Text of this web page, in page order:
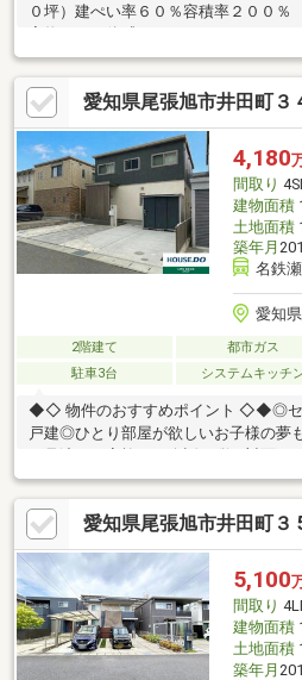
０坪）建ぺい率６０％容積率２００％
実物にてご体感ください！！
愛知県尾張旭市井田町３
4,180
間取り
建物面積
土地面積
築年月
名鉄
愛知
2階建て 都市ガス
駐車3台
システムキッチ
◆◇ 物件のおすすめポイント ◇◆◎セ
戸建◎ひとり部屋が欲しいお子様の夢
ではの充実の設備♪◎小中学校・保育
環境良好◎お財布に優しいスーパーも
【月々の支払例】住宅ローン：月額
活！※諸条件等は下部支払い例に記載
可能です！
愛知県尾張旭市井田町３
5,100
間取り
建物面積
土地面積
築年月